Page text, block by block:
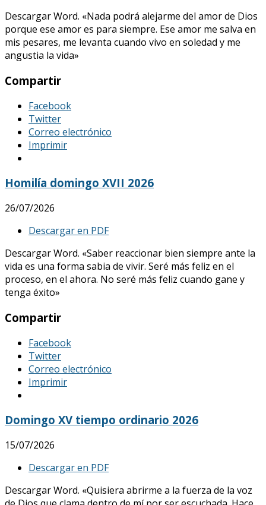
Descargar Word. «Nada podrá alejarme del amor de Dios
porque ese amor es para siempre. Ese amor me salva en
mis pesares, me levanta cuando vivo en soledad y me
angustia la vida»
Compartir
Facebook
Twitter
Correo electrónico
Imprimir
Homilía domingo XVII 2026
26/07/2026
Descargar en PDF
Descargar Word. «Saber reaccionar bien siempre ante la
vida es una forma sabia de vivir. Seré más feliz en el
proceso, en el ahora. No seré más feliz cuando gane y
tenga éxito»
Compartir
Facebook
Twitter
Correo electrónico
Imprimir
Domingo XV tiempo ordinario 2026
15/07/2026
Descargar en PDF
Descargar Word. «Quisiera abrirme a la fuerza de la voz